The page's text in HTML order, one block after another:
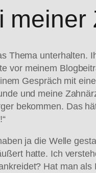
meiner
Thema
vor meinem
Gespräch mit
und meine
bekommen. Das
ja die Welle
hatte. Ich
Hat man